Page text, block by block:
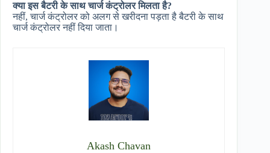
क्या इस बैटरी के साथ चार्ज कंट्रोलर मिलता है?
नहीं, चार्ज कंट्रोलर को अलग से खरीदना पड़ता है बैटरी के साथ
चार्ज कंट्रोलर नहीं दिया जाता।
Akash Chavan